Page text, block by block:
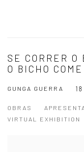
SE CORRER
O BICHO COME
GUNGA GUERRA
OBRAS
VIRTUAL EXHIBITION